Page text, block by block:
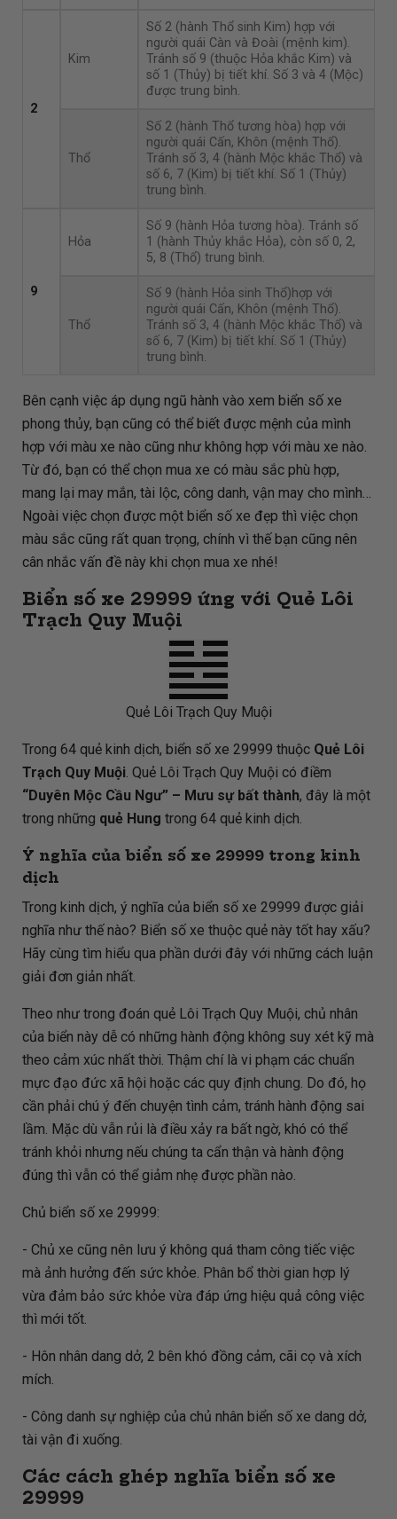
2
Kim
Số 2 (hành Thổ sinh Kim) hợp với
người quái Càn và Đoài (mệnh kim).
Tránh số 9 (thuộc Hỏa khắc Kim) và
số 1 (Thủy) bị tiết khí. Số 3 và 4 (Mộc)
được trung bình.
Thổ
Số 2 (hành Thổ tương hòa) hợp với
người quái Cấn, Khôn (mệnh Thổ).
Tránh số 3, 4 (hành Mộc khắc Thổ) và
số 6, 7 (Kim) bị tiết khí. Số 1 (Thủy)
trung bình.
9
Hỏa
Số 9 (hành Hỏa tương hòa). Tránh số
1 (hành Thủy khắc Hỏa), còn số 0, 2,
5, 8 (Thổ) trung bình.
Thổ
Số 9 (hành Hỏa sinh Thổ)hợp với
người quái Cấn, Khôn (mệnh Thổ).
Tránh số 3, 4 (hành Mộc khắc Thổ) và
số 6, 7 (Kim) bị tiết khí. Số 1 (Thủy)
trung bình.
Bên cạnh việc áp dụng ngũ hành vào xem biển số xe
phong thủy, bạn cũng có thể biết được mệnh của mình
hợp với màu xe nào cũng như không hợp với màu xe nào.
Từ đó, bạn có thể chọn mua xe có màu sắc phù hợp,
mang lại may mắn, tài lộc, công danh, vận may cho mình…
Ngoài việc chọn được một biển số xe đẹp thì việc chọn
màu sắc cũng rất quan trọng, chính vì thế bạn cũng nên
cân nhắc vấn đề này khi chọn mua xe nhé!
Biển số xe 29999 ứng với Quẻ Lôi
Trạch Quy Muội
Quẻ Lôi Trạch Quy Muội
Trong 64 quẻ kinh dịch, biển số xe 29999 thuộc Quẻ Lôi
Trạch Quy Muội. Quẻ Lôi Trạch Quy Muội có điềm
“Duyên Mộc Cầu Ngư” – Mưu sự bất thành, đây là một
trong những quẻ Hung trong 64 quẻ kinh dịch.
Ý nghĩa của biển số xe 29999 trong kinh
dịch
Trong kinh dịch, ý nghĩa của biển số xe 29999 được giải
nghĩa như thế nào? Biển số xe thuộc quẻ này tốt hay xấu?
Hãy cùng tìm hiểu qua phần dưới đây với những cách luận
giải đơn giản nhất.
Theo như trong đoán quẻ Lôi Trạch Quy Muội, chủ nhân
của biển này dễ có những hành động không suy xét kỹ mà
theo cảm xúc nhất thời. Thậm chí là vi phạm các chuẩn
mực đạo đức xã hội hoặc các quy định chung. Do đó, họ
cần phải chú ý đến chuyện tình cảm, tránh hành động sai
lầm. Mặc dù vẫn rủi là điều xảy ra bất ngờ, khó có thể
tránh khỏi nhưng nếu chúng ta cẩn thận và hành động
đúng thì vẫn có thể giảm nhẹ được phần nào.
Chủ biển số xe 29999:
- Chủ xe cũng nên lưu ý không quá tham công tiếc việc
mà ảnh hưởng đến sức khỏe. Phân bổ thời gian hợp lý
vừa đảm bảo sức khỏe vừa đáp ứng hiệu quả công việc
thì mới tốt.
- Hôn nhân dang dở, 2 bên khó đồng cảm, cãi cọ và xích
mích.
- Công danh sự nghiệp của chủ nhân biển số xe dang dở,
tài vận đi xuống.
Các cách ghép nghĩa biển số xe
29999